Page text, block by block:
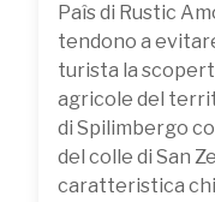
Paîs di Rustic
tendono a
turista la
agricole del
di Spilimbergo
del colle di San
caratteristica